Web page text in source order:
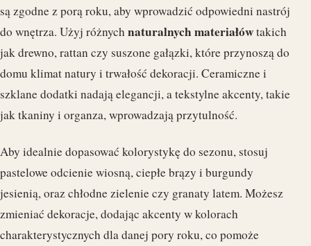
są zgodne z porą roku, aby wprowadzić odpowiedni nastrój
do wnętrza. Użyj różnychnaturalnych materiałówtakich
jak drewno, rattan czy suszone gałązki, które przynoszą do
domu klimat natury i trwałość dekoracji. Ceramiczne i
szklane dodatki nadają elegancji, a tekstylne akcenty, takie
jak tkaniny i organza, wprowadzają przytulność.
Aby idealnie dopasować kolorystykę do sezonu, stosuj
pastelowe odcienie wiosną, ciepłe brązy i burgundy
jesienią, oraz chłodne zielenie czy granaty latem. Możesz
zmieniać dekoracje, dodając akcenty w kolorach
charakterystycznych dla danej pory roku, co pomoże